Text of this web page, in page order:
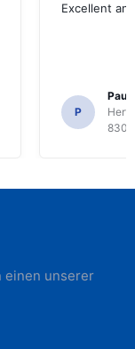
Excellent
P
Paul
8300
einen unserer